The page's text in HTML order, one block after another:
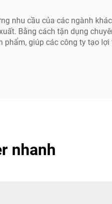
nhu cầu của các ngành
Bằng cách tận dụng
giúp các công ty tạo lợi
nhanh